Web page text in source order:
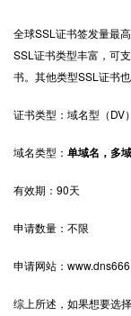
全球SSL 证书签发量最
SSL 证书类型丰富，可
书。其他类型SSL 证书
证书类型：域名型（DV）
域名类型： 单域名，多
有效期： 90天
申请数量：不限
申请网站：
综上所述，如果想要选